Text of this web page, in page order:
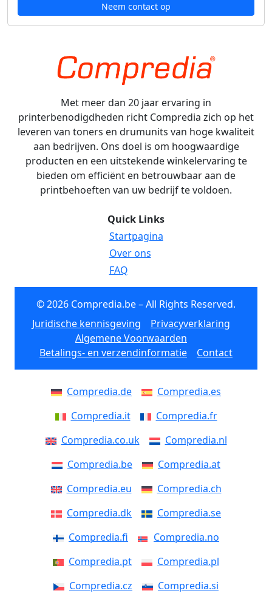
Neem contact op
Met meer dan 20 jaar ervaring in
printerbenodigdheden richt Compredia zich op het
leveren van toners en drumunits van hoge kwaliteit
aan bedrijven. Ons doel is om hoogwaardige
producten en een uitstekende winkelervaring te
bieden om efficiënt en betrouwbaar aan de
printbehoeften van uw bedrijf te voldoen.
Quick Links
Startpagina
Over ons
FAQ
© 2026 Compredia.be – All Rights Reserved.
Juridische kennisgeving
Privacyverklaring
Algemene Voorwaarden
Betalings- en verzendinformatie
Contact
Compredia.de
Compredia.es
Compredia.it
Compredia.fr
Compredia.co.uk
Compredia.nl
Compredia.be
Compredia.at
Compredia.eu
Compredia.ch
Compredia.dk
Compredia.se
Compredia.fi
Compredia.no
Compredia.pt
Compredia.pl
Compredia.cz
Compredia.si